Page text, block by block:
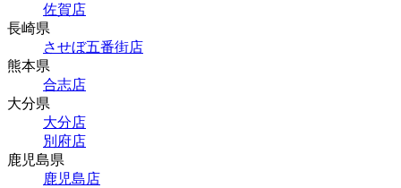
佐賀店
長崎県
させぼ五番街店
熊本県
合志店
大分県
大分店
別府店
鹿児島県
鹿児島店